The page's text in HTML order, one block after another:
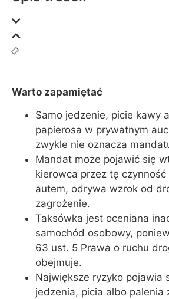
Warto zapamiętać
Samo jedzenie, picie kawy
papierosa w prywatnym
zwykle nie oznacza
Mandat może pojawić się
kierowca przez tę
autem, odrywa wzrok od
zagrożenie.
Taksówka jest oceniana
samochód osobowy,
63 ust. 5 Prawa o ruchu
obejmuje.
Największe ryzyko pojawia
jedzenia, picia albo palenia